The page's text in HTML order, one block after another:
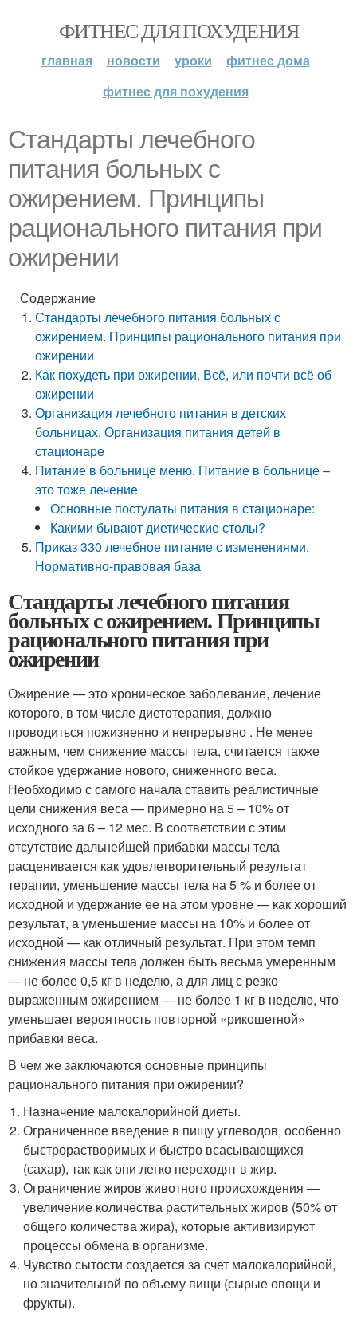
ФИТНЕС ДЛЯ ПОХУДЕНИЯ
главная новости уроки
фитнес дома
фитнес для похудения
Стандарты лечебного
питания больных с
ожирением. Принципы
рационального питания при
ожирении
Содержание
Стандарты лечебного питания больных с
ожирением. Принципы рационального питания при
ожирении
Как похудеть при ожирении. Всё, или почти всё об
ожирении
Организация лечебного питания в детских
больницах. Организация питания детей в
стационаре
Питание в больнице меню. Питание в больнице –
это тоже лечение
Основные постулаты питания в стационаре:
Какими бывают диетические столы?
Приказ 330 лечебное питание с изменениями.
Нормативно-правовая база
Стандарты лечебного питания
больных с ожирением. Принципы
рационального питания при
ожирении
Ожирение — это хроническое заболевание, лечение
которого, в том числе диетотерапия, должно
проводиться пожизненно и непрерывно . Не менее
важным, чем снижение массы тела, считается также
стойкое удержание нового, сниженного веса.
Необходимо с самого начала ставить реалистичные
цели снижения веса — примерно на 5 – 10% от
исходного за 6 – 12 мес. В соответствии с этим
отсутствие дальнейшей прибавки массы тела
расценивается как удовлетворительный результат
терапии, уменьшение массы тела на 5 % и более от
исходной и удержание ее на этом уровне — как хороший
результат, а уменьшение массы на 10% и более от
исходной — как отличный результат. При этом темп
снижения массы тела должен быть весьма умеренным
— не более 0,5 кг в неделю, а для лиц с резко
выраженным ожирением — не более 1 кг в неделю, что
уменьшает вероятность повторной «рикошетной»
прибавки веса.
В чем же заключаются основные принципы
рационального питания при ожирении?
Назначение малокалорийной диеты.
Ограниченное введение в пищу углеводов, особенно
быстрорастворимых и быстро всасывающихся
(сахар), так как они легко переходят в жир.
Ограничение жиров животного происхождения —
увеличение количества растительных жиров (50% от
общего количества жира), которые активизируют
процессы обмена в организме.
Чувство сытости создается за счет малокалорийной,
но значительной по объему пищи (сырые овощи и
фрукты).